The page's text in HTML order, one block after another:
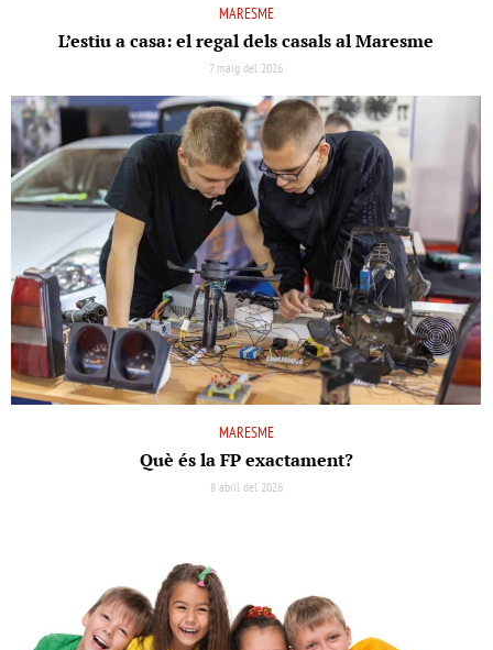
MARESME
L’estiu a casa: el regal dels casals al Maresme
7 maig del 2026
MARESME
Què és la FP exactament?
8 abril del 2026